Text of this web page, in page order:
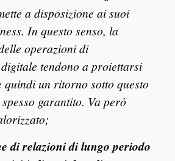
a disposizione ai suoi
In questo senso, la
operazioni di
tendono a proiettarsi
quindi un ritorno sotto questo
garantito. Va però
di relazioni di lungo periodo